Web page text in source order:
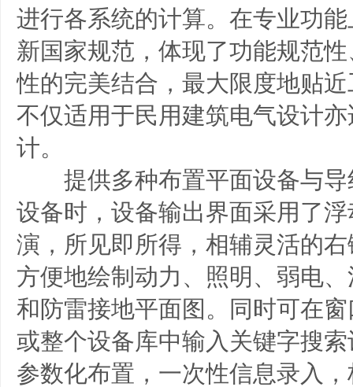
进行各系统的计算。在专业功
新国家规范，体现了功能规范
性的完美结合，最大限度地贴
不仅适用于民用建筑电气设计
计。
提供多种布置平面设备与导
设备时，设备输出界面采用了
演，所见即所得，相辅灵活的
方便地绘制动力、照明、弱电
和防雷接地平面图。同时可在
或整个设备库中输入关键字搜
参数化布置，一次性信息录入